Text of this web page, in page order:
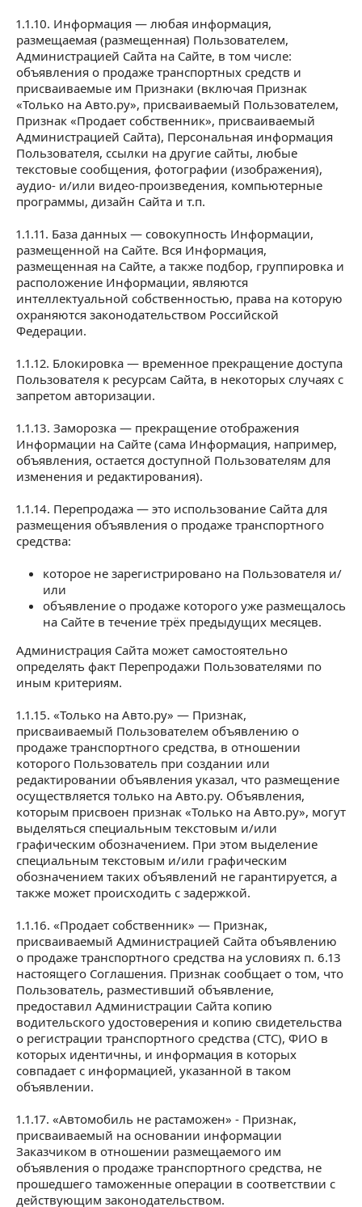
1.1.10. Информация — любая информация,
размещаемая (размещенная) Пользователем,
Администрацией Сайта на Сайте, в том числе:
объявления о продаже транспортных средств и
присваиваемые им Признаки (включая Признак
«Только на Авто.ру», присваиваемый Пользователем,
Признак «Продает собственник», присваиваемый
Администрацией Сайта), Персональная информация
Пользователя, ссылки на другие сайты, любые
текстовые сообщения, фотографии (изображения),
аудио- и/или видео-произведения, компьютерные
программы, дизайн Сайта и т.п.
1.1.11. База данных — совокупность Информации,
размещенной на Сайте. Вся Информация,
размещенная на Сайте, а также подбор, группировка и
расположение Информации, являются
интеллектуальной собственностью, права на которую
охраняются законодательством Российской
Федерации.
1.1.12. Блокировка — временное прекращение доступа
Пользователя к ресурсам Сайта, в некоторых случаях с
запретом авторизации.
1.1.13. Заморозка — прекращение отображения
Информации на Сайте (сама Информация, например,
объявления, остается доступной Пользователям для
изменения и редактирования).
1.1.14. Перепродажа — это использование Сайта для
размещения объявления о продаже транспортного
средства:
которое не зарегистрировано на Пользователя и/
или
объявление о продаже которого уже размещалось
на Сайте в течение трёх предыдущих месяцев.
Администрация Сайта может самостоятельно
определять факт Перепродажи Пользователями по
иным критериям.
1.1.15. «Только на Авто.ру» — Признак,
присваиваемый Пользователем объявлению о
продаже транспортного средства, в отношении
которого Пользователь при создании или
редактировании объявления указал, что размещение
осуществляется только на Авто.ру. Объявления,
которым присвоен признак «Только на Авто.ру», могут
выделяться специальным текстовым и/или
графическим обозначением. При этом выделение
специальным текстовым и/или графическим
обозначением таких объявлений не гарантируется, а
также может происходить с задержкой.
1.1.16. «Продает собственник» — Признак,
присваиваемый Администрацией Сайта объявлению
о продаже транспортного средства на условиях п. 6.13
настоящего Соглашения. Признак сообщает о том, что
Пользователь, разместивший объявление,
предоставил Администрации Сайта копию
водительского удостоверения и копию свидетельства
о регистрации транспортного средства (СТС), ФИО в
которых идентичны, и информация в которых
совпадает с информацией, указанной в таком
объявлении.
1.1.17. «Автомобиль не растаможен» - Признак,
присваиваемый на основании информации
Заказчиком в отношении размещаемого им
объявления о продаже транспортного средства, не
прошедшего таможенные операции в соответствии с
действующим законодательством.